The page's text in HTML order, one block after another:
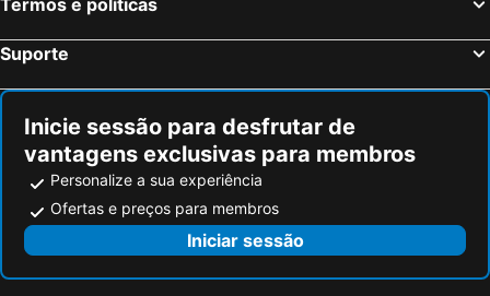
Marchmont
Victoria Park
Hampden Park
Spirit of Speyside Whisky Festival
Aberdeen Airport
Glenfiddich Distillery
Fort George
River Ness
Portobello
Holyrood Park
Cowgate
The Academy
City Church
Provost Skene's House
Stonehaven Fireball Festival
Suporte
Inicie sessão para desfrutar de
vantagens exclusivas para membros
Personalize a sua experiência
Ofertas e preços para membros
Iniciar sessão